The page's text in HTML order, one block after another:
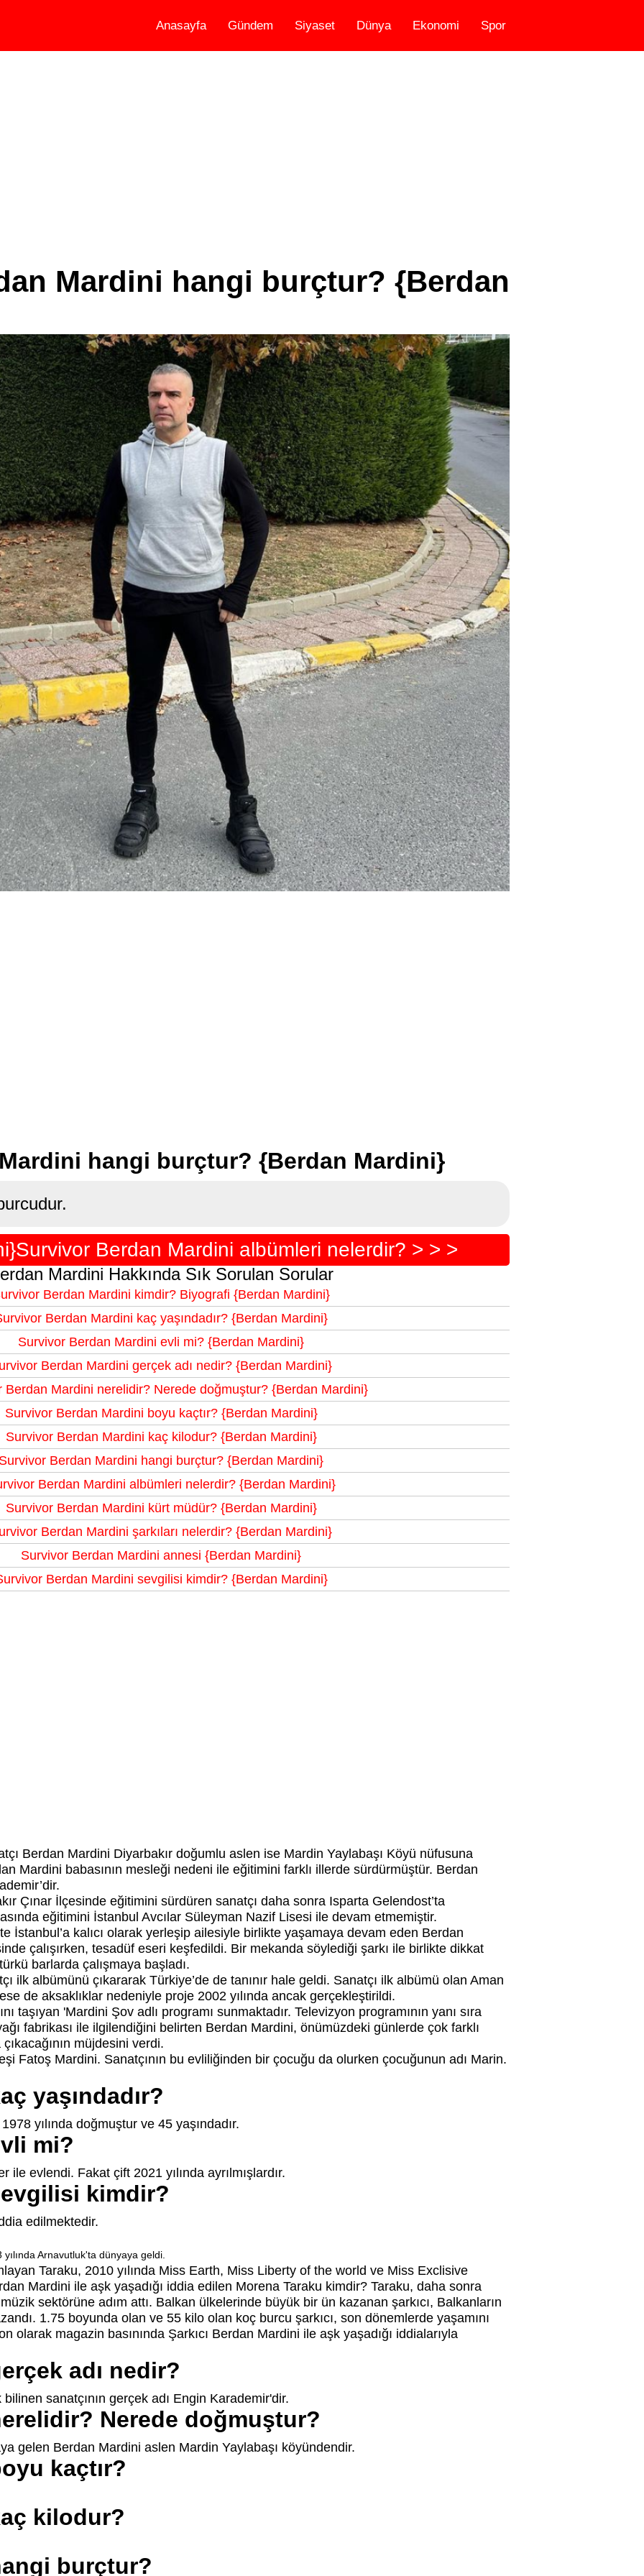
Anasayfa Gündem Siyaset Dünya Ekonomi Spor
Mardini hangi burçtur? {Berdan
hangi burçtur? {Berdan Mardini}
Berdan Mardini albümleri nelerdir? > > >
Mardini Hakkında Sık Sorulan Sorular
Berdan Mardini kimdir? Biyografi {Berdan Mardini}
Berdan Mardini kaç yaşındadır? {Berdan Mardini}
Survivor Berdan Mardini evli mi? {Berdan Mardini}
Berdan Mardini gerçek adı nedir? {Berdan Mardini}
Berdan Mardini nerelidir? Nerede doğmuştur? {Berdan Mardini}
Survivor Berdan Mardini boyu kaçtır? {Berdan Mardini}
Survivor Berdan Mardini kaç kilodur? {Berdan Mardini}
Survivor Berdan Mardini hangi burçtur? {Berdan Mardini}
Berdan Mardini albümleri nelerdir? {Berdan Mardini}
Survivor Berdan Mardini kürt müdür? {Berdan Mardini}
Berdan Mardini şarkıları nelerdir? {Berdan Mardini}
Survivor Berdan Mardini annesi {Berdan Mardini}
Berdan Mardini sevgilisi kimdir? {Berdan Mardini}
Berdan Mardini Diyarbakır doğumlu aslen ise Mardin Yaylabaşı Köyü nüfusuna
Mardini babasının mesleği nedeni ile eğitimini farklı illerde sürdürmüştür. Berdan
Çınar İlçesinde eğitimini sürdüren sanatçı daha sonra Isparta Gelendost’ta
eğitimini İstanbul Avcılar Süleyman Nazif Lisesi ile devam etmemiştir.
İstanbul’a kalıcı olarak yerleşip ailesiyle birlikte yaşamaya devam eden Berdan
çalışırken, tesadüf eseri keşfedildi. Bir mekanda söylediği şarkı ile birlikte dikkat
barlarda çalışmaya başladı.
ilk albümünü çıkararak Türkiye’de de tanınır hale geldi. Sanatçı ilk albümü olan Aman
de aksaklıklar nedeniyle proje 2002 yılında ancak gerçekleştirildi.
taşıyan 'Mardini Şov adlı programı sunmaktadır. Televizyon programının yanı sıra
fabrikası ile ilgilendiğini belirten Berdan Mardini, önümüzdeki günlerde çok farklı
müjdesini verdi.
Fatoş Mardini. Sanatçının bu evliliğinden bir çocuğu da olurken çocuğunun adı Marin.
yaşındadır?
yılında doğmuştur ve 45 yaşındadır.
mi?
evlendi. Fakat çift 2021 yılında ayrılmışlardır.
kimdir?
edilmektedir.
Arnavutluk'ta dünyaya geldi.
Taraku, 2010 yılında Miss Earth, Miss Liberty of the world ve Miss Exclisive
Mardini ile aşk yaşadığı iddia edilen Morena Taraku kimdir? Taraku, daha sonra
sektörüne adım attı. Balkan ülkelerinde büyük bir ün kazanan şarkıcı, Balkanların
1.75 boyunda olan ve 55 kilo olan koç burcu şarkıcı, son dönemlerde yaşamını
olarak magazin basınında Şarkıcı Berdan Mardini ile aşk yaşadığı iddialarıyla
adı nedir?
sanatçının gerçek adı Engin Karademir'dir.
Nerede doğmuştur?
gelen Berdan Mardini aslen Mardin Yaylabaşı köyündendir.
kaçtır?
kilodur?
burçtur?